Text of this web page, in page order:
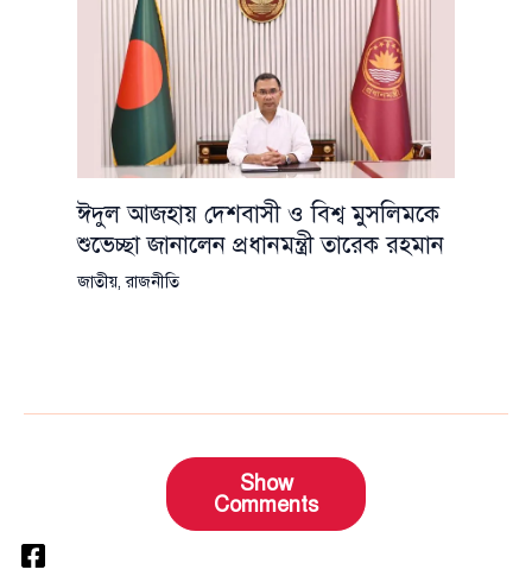
ঈদুল আজহায় দেশবাসী ও বিশ্ব মুসলিমকে
শুভেচ্ছা জানালেন প্রধানমন্ত্রী তারেক রহমান
জাতীয়,রাজনীতি
Show
Comments